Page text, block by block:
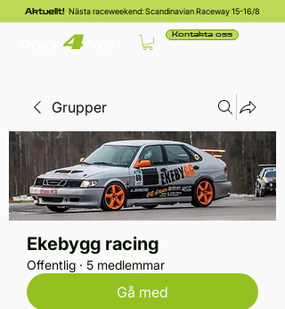
Aktuellt! Nästa raceweekend: Scandinavian Raceway 15-16/8
Kontakta oss
Grupper
Ekebygg racing
Offentlig · 5 medlemmar
Gå med